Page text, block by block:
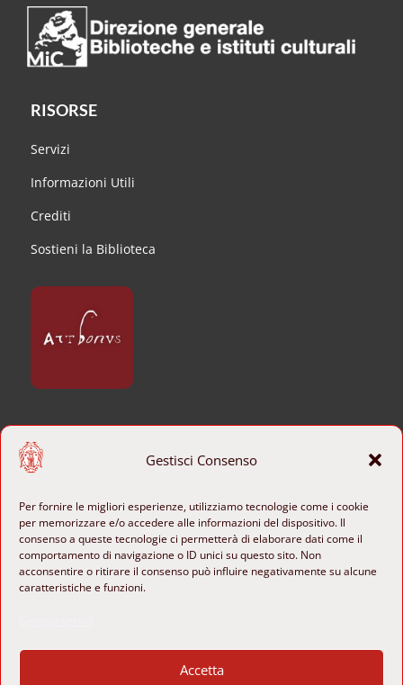
Gestisci Consenso
Per fornire le migliori esperienze, utilizziamo tecnologie come i cookie
per memorizzare e/o accedere alle informazioni del dispositivo. Il
consenso a queste tecnologie ci permetterà di elaborare dati come il
comportamento di navigazione o ID unici su questo sito. Non
acconsentire o ritirare il consenso può influire negativamente su alcune
caratteristiche e funzioni.
Accetta
RISORSE
Servizi
Informazioni Utili
Crediti
Sostieni la Biblioteca
CONTATTI
 b-ange@cultura.gov.it
 Piazza di Sant’Agostino 8
00186 Roma, Italia
